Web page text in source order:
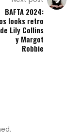
BAFTA 2024:
looks retro
de Lily Collins
y Margot
Robbie